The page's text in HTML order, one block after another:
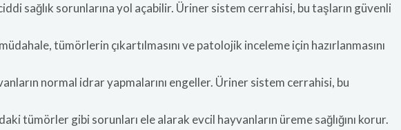
sağlık sorunlarına yol açabilir. Üriner sistem cerrahisi, bu taşların güvenli
tümörlerin çıkartılmasını ve patolojik inceleme için hazırlanmasını
normal idrar yapmalarını engeller. Üriner sistem cerrahisi, bu
tümörler gibi sorunları ele alarak evcil hayvanların üreme sağlığını korur.